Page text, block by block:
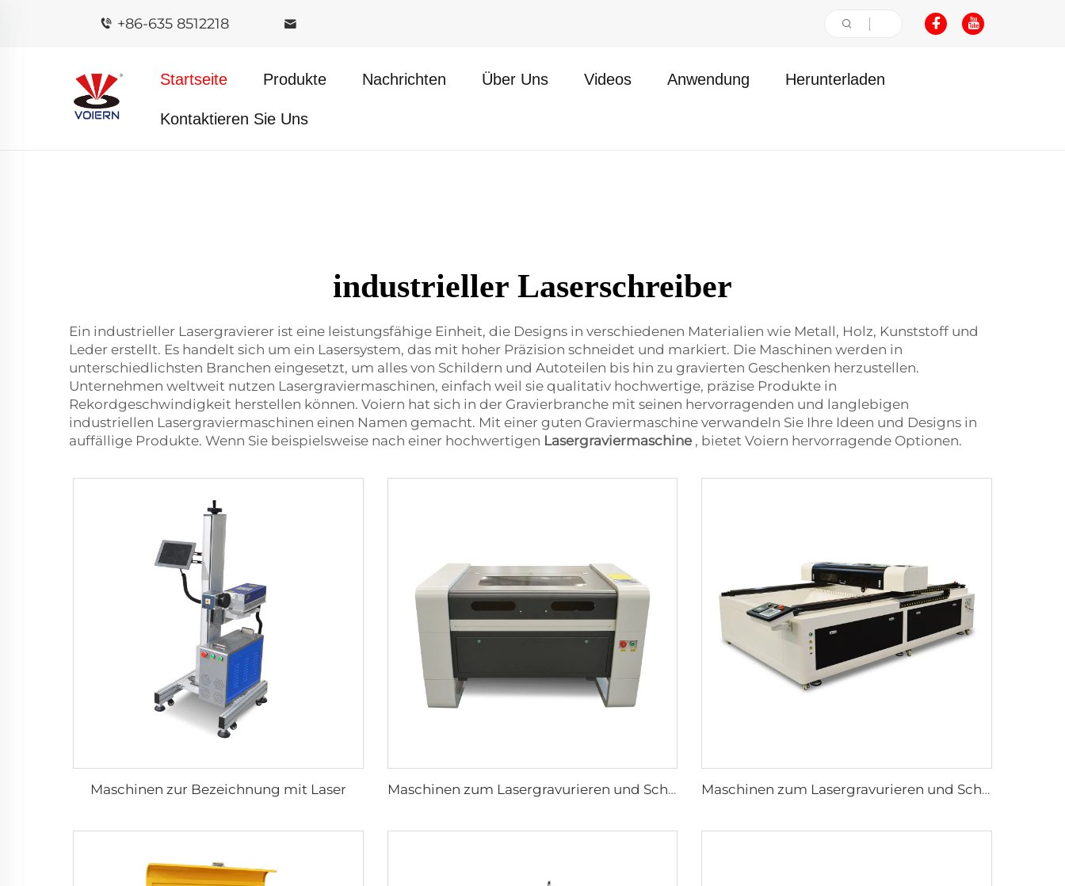
+86-635 8512218
Startseite Produkte Nachrichten Über Uns Videos Anwendung Herunterladen
Kontaktieren Sie Uns
industrieller Laserschreiber
Ein industrieller Lasergravierer ist eine leistungsfähige Einheit, die Designs in verschiedenen Materialien wie Metall, Holz, Kunststoff und
Leder erstellt. Es handelt sich um ein Lasersystem, das mit hoher Präzision schneidet und markiert. Die Maschinen werden in
unterschiedlichsten Branchen eingesetzt, um alles von Schildern und Autoteilen bis hin zu gravierten Geschenken herzustellen.
Unternehmen weltweit nutzen Lasergraviermaschinen, einfach weil sie qualitativ hochwertige, präzise Produkte in
Rekordgeschwindigkeit herstellen können. Voiern hat sich in der Gravierbranche mit seinen hervorragenden und langlebigen
industriellen Lasergraviermaschinen einen Namen gemacht. Mit einer guten Graviermaschine verwandeln Sie Ihre Ideen und Designs in
auffällige Produkte. Wenn Sie beispielsweise nach einer hochwertigen Lasergraviermaschine , bietet Voiern hervorragende Optionen.
Maschinen zur Bezeichnung mit Laser Maschinen zum Lasergravurieren und Schneiden 9060 Maschinen zum Lasergravurieren und Schneiden 1325